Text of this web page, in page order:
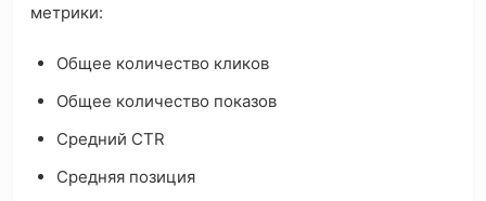
метрики:
Общее количество кликов
Общее количество показов
Средний CTR
Средняя позиция